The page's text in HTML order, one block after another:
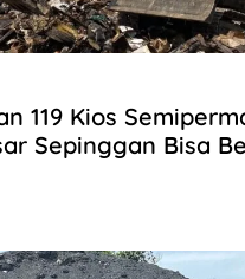
119 Kios
Sepinggan Bisa